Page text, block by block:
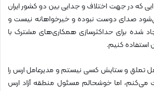
که در جهت اختلاف و جدایی بین دو کشور ایران
صدای دوست نبوده و خیرخواهانه نیست و
شده برای حداکثر‌سازی همکاری‌های مشترک با
استفاده کنیم.
تملق و ستایش کسی نیستم و مدیرعامل ارس را
می‌کنم، اما خوشحالم مسئول منطقه آزاد ارس